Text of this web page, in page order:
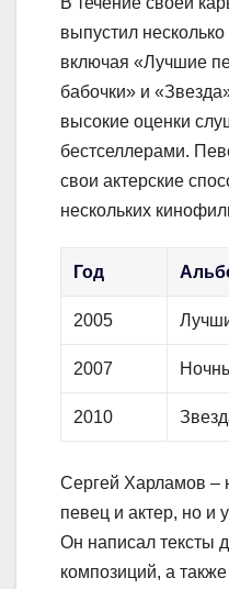
выпустил
включая «Лучшие
бабочки» и
высокие оценки
бестселлерами.
свои актерские
нескольких
Год
2005
2007
2010
Сергей Харламов –
певец и актер, но и
Он написал тексты
композиций, а